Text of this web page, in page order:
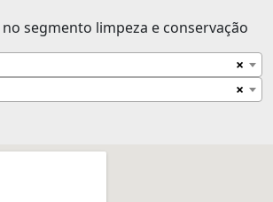
segmento limpeza e conservação
×
×